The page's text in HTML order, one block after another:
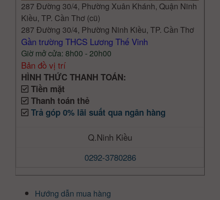
287 Đường 30/4, Phường Xuân Khánh, Quận Ninh
Kiều, TP. Cần Thơ (cũ)
287 Đường 30/4, Phường Ninh Kiều, TP. Cần Thơ
Gần trường THCS Lương Thế Vinh
Giờ mở cửa: 8h00 - 20h00
Bản đồ vị trí
HÌNH THỨC THANH TOÁN:
Tiền mặt
Thanh toán thẻ
Trả góp 0% lãi suất qua ngân hàng
Q.Ninh Kiều
0292-3780286
Hướng dẫn mua hàng